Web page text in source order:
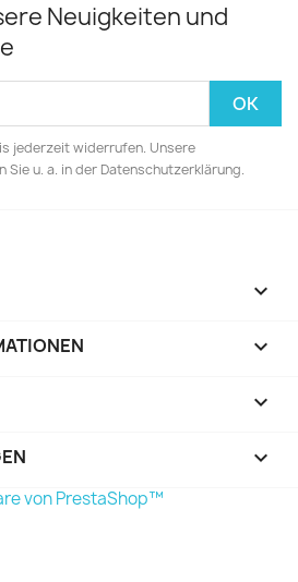
Neuigkeiten und
jederzeit widerrufen. Unsere
u. a. in der Datenschutzerklärung.



keyboard_arrow_down
von PrestaShop™